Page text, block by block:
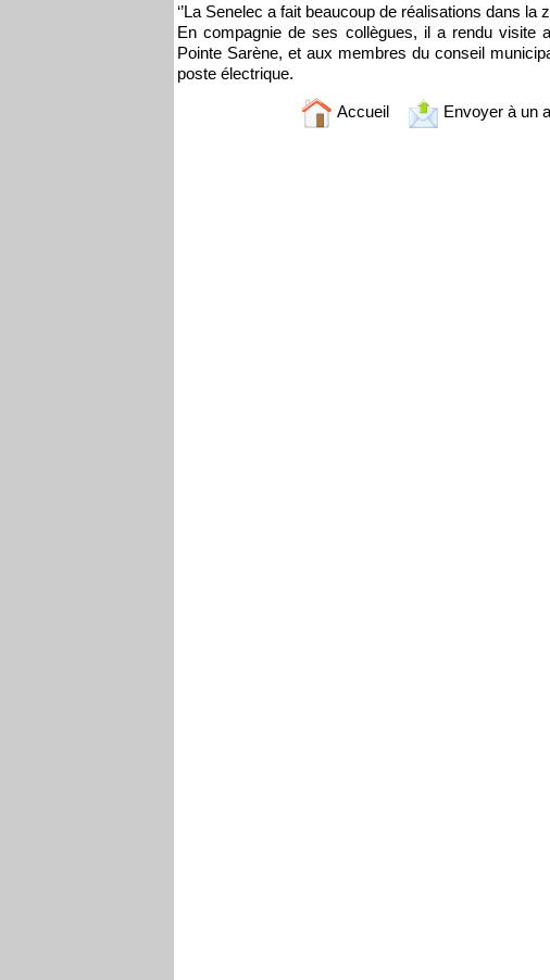
‘’La Senelec a fait beaucoup de réalisations dans la
En compagnie de ses collègues, il a rendu visite
Pointe Sarène, et aux membres du conseil
poste électrique.
Accueil Envoyer à un